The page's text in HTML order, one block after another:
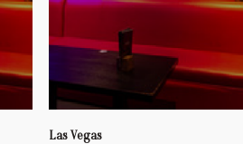
Las Vegas